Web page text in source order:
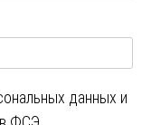
данных и